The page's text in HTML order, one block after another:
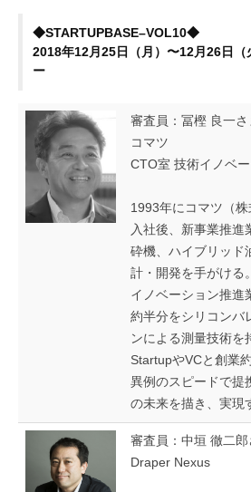
◆STARTUPBASE–VOL10◆
2018年12月25日（月）〜12月26日
ー
審査員：冨樫 良一さ
コマツ
CTO室 技術イノベ
1993年にコマツ（
入社後、新事業推進
砕機、ハイブリッド
計・開発を手がける
イノベーション推進
約半分をシリコンバ
ンによる測量技術を
StartupやVCと創業
異例のスピードで提
の未来を描き、実現
審査員：中垣 徹二郎
Draper Nexus